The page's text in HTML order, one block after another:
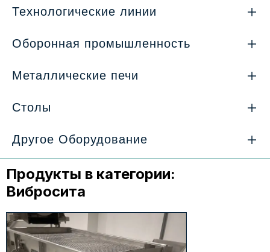
Технологические линии
Оборонная промышленность
Металлические печи
Столы
Другое Оборудование
Продукты в категории:
Вибросита